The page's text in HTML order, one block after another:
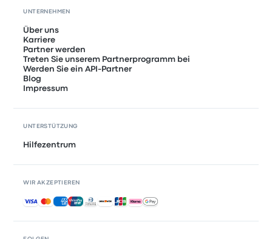
UNTERNEHMEN
Über uns
Karriere
Partner werden
Treten Sie unserem Partnerprogramm bei
Werden Sie ein API-Partner
Blog
Impressum
UNTERSTÜTZUNG
Hilfezentrum
WIR AKZEPTIEREN
Akzeptierte Zahlungsmethoden